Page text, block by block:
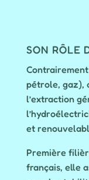
SON RÔLE
pétrole, gaz),
l’extraction
et
Première
français, elle